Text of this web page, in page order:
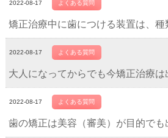
2022-08-17 よくある質問
矯正治療中に歯につける装置は、種
2022-08-17 よくある質問
大人になってからでも今矯正治療は
2022-08-17 よくある質問
歯の矯正は美容（審美）が目的でも